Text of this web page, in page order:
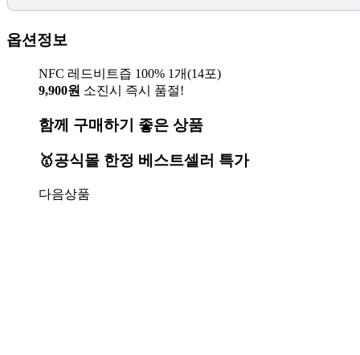
옵션정보
NFC 레드비트즙 100% 1개(14포)
9,900원 소진시 즉시 품절!
함께 구매하기 좋은 상품
🥇공식몰 한정 베스트셀러 특가
다음상품